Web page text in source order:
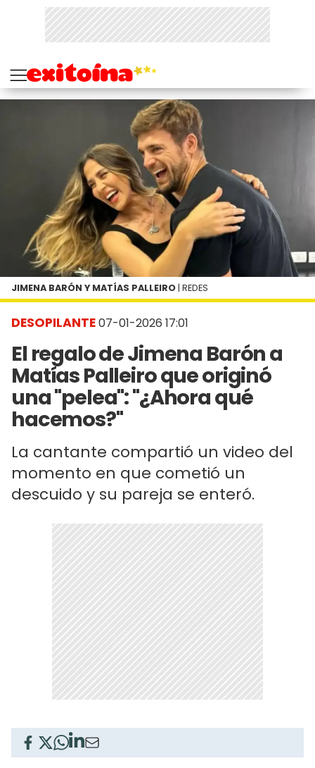
DESOPILANTE07-01-2026 17:01
El regalo de Jimena Barón a
Matías Palleiro que originó
una "pelea": "¿Ahora qué
hacemos?"
La cantante compartió un video del
momento en que cometió un
descuido y su pareja se enteró.
JIMENA BARÓN Y MATÍAS PALLEIRO | REDES